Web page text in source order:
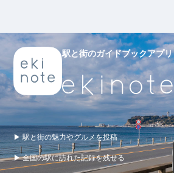
駅と街のガイドブックアプリ
▶ 駅と街の魅力やグルメを投稿
▶ 全国の駅に訪れた記録を残せる